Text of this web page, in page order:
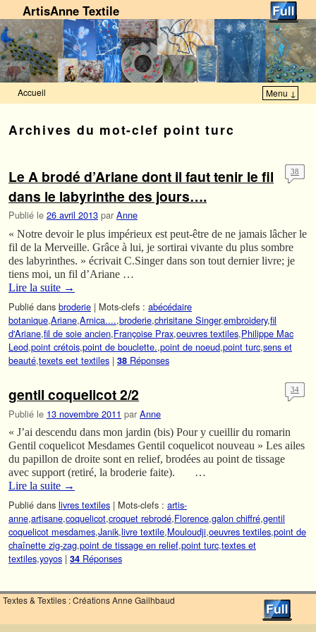
ArtisAnne Textile
Accueil Menu ↓
Archives du mot-clef point turc
Le A brodé d’Ariane dont il faut tenir le fil
dans le labyrinthe des jours….
Publié le 26 avril 2013 par Anne
38
« Notre devoir le plus impérieux est peut-être de ne jamais lâcher le
fil de la Merveille. Grâce à lui, je sortirai vivante du plus sombre
des labyrinthes. » écrivait C.Singer dans son tout dernier livre; je
tiens moi, un fil d’Ariane …
Lire la suite →
Publié dans broderie | Mots-clefs : abécédaire
botanique,Ariane,Arnica....,broderie,chrisitane Singer,embroidery,fil
d'Ariane,fil de soie ancien,Françoise Prax,oeuvres textiles,Philippe Mac
Leod,point crétois,point de bouclette.,point de noeud,point turc,sens et
beauté,texets eet textiles | 38 Réponses
gentil coquelicot 2/2
Publié le 13 novembre 2011 par Anne
34
« J’ai descendu dans mon jardin (bis) Pour y cueillir du romarin
Gentil coquelicot Mesdames Gentil coquelicot nouveau » Les ailes
du papillon de droite sont en relief, brodées au point de tissage
avec support (retiré, la broderie faite). …
Lire la suite →
Publié dans livres textiles | Mots-clefs : artis-
anne,artisane,coquelicot,croquet rebrodé,Florence,galon chiffré,gentil
coquelicot mesdames,Janik,livre textile,Mouloudji,oeuvres textiles,point de
chaînette zig-zag,point de tissage en relief,point turc,textes et
textiles,yoyos | 34 Réponses
Textes & Textiles : Créations Anne Gailhbaud